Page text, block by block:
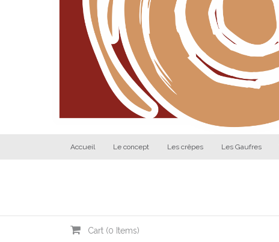
Accueil Le concept Les crêpes Les Gaufres
Cart (0 Items)